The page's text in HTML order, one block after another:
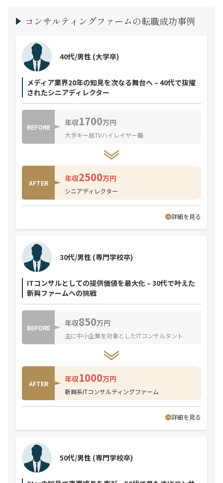
コンサルティングファームの転職成功事例
メディア業界20年の知見を次なる舞台へ – 40代で抜擢
されたシニアディレクター
40代/男性 (大学卒)
BEFORE 年収1700万円
大手キー局TVハイレイヤー職
AFTER 年収2500万円
シニアディレクター
詳細を見る
ITコンサルとしての提供価値を最大化 – 30代で叶えた
新興ファームへの挑戦
30代/男性 (専門学校卒)
BEFORE 年収850万円
主に中小企業を対象としたITコンサルタント
AFTER 年収1000万円
新興系ITコンサルティングファーム
詳細を見る
50代/男性 (専門学校卒)